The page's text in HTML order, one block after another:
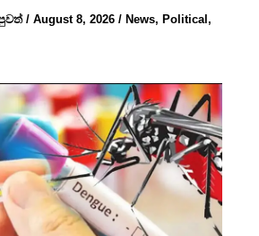
/August 8, 2026/ News, Political,